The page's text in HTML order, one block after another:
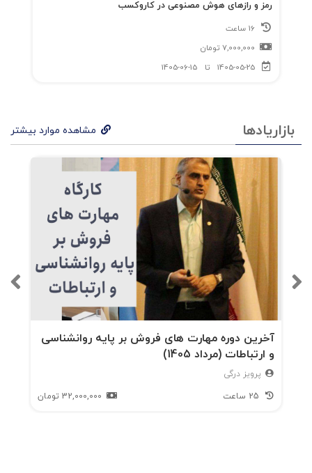
رمز و رازهای هوش مصنوعی در کاروکسب
7,000,000 تومان
1405-05-25
تا 1405-06-15
بازاریادها مشاهده موارد بیشتر
آخرین دوره مهارت های فروش بر پایه روانشناسی
و ارتباطات (مرداد 1405)
پرویز درگی
32,000,000 تومان